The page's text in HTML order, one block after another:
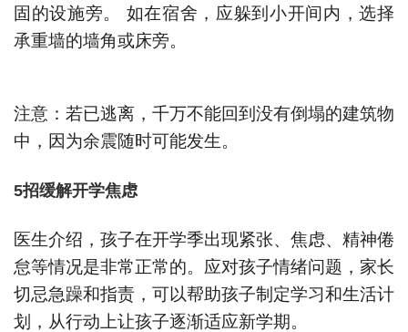
固的设施旁。 如在宿舍，应躲到小开间内，选择
承重墙的墙角或床旁。
注意：若已逃离，千万不能回到没有倒塌的建筑物
中，因为余震随时可能发生。
5招缓解开学焦虑
医生介绍，孩子在开学季出现紧张、焦虑、精神倦
怠等情况是非常正常的。应对孩子情绪问题，家长
切忌急躁和指责，可以帮助孩子制定学习和生活计
划，从行动上让孩子逐渐适应新学期。